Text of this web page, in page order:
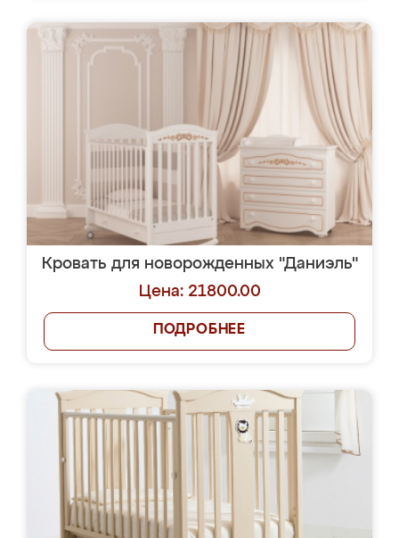
Кровать для новорожденных "Даниэль"
Цена: 21800.00
ПОДРОБНЕЕ